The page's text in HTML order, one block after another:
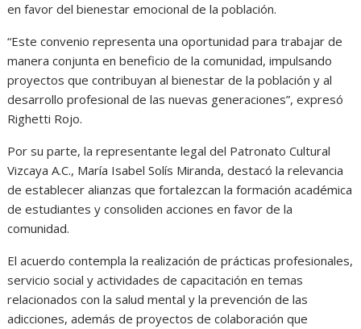
en favor del bienestar emocional de la población.
“Este convenio representa una oportunidad para trabajar de
manera conjunta en beneficio de la comunidad, impulsando
proyectos que contribuyan al bienestar de la población y al
desarrollo profesional de las nuevas generaciones”, expresó
Righetti Rojo.
Por su parte, la representante legal del Patronato Cultural
Vizcaya A.C., María Isabel Solís Miranda, destacó la relevancia
de establecer alianzas que fortalezcan la formación académica
de estudiantes y consoliden acciones en favor de la
comunidad.
El acuerdo contempla la realización de prácticas profesionales,
servicio social y actividades de capacitación en temas
relacionados con la salud mental y la prevención de las
adicciones, además de proyectos de colaboración que